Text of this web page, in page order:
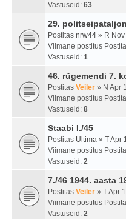
Vastuseid: 63
29.
Postitas nrw44 » R
Viimane postitus
Vastuseid: 1
46. rügemendi 7.
Postitas Veiler » N Apr
Viimane postitus
Vastuseid: 8
Staabi I./45
Postitas Ultima » T Apr
Viimane postitus
Vastuseid: 2
7./46 1944. aasta
Postitas Veiler » T Apr
Viimane postitus
Vastuseid: 2